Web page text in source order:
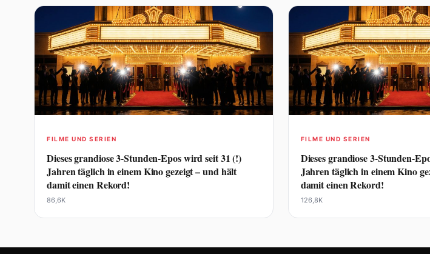
FILME UND SERIEN
Dieses grandiose 3-Stunden-Epos wird seit 31 (!)
Jahren täglich in einem Kino gezeigt – und hält
damit einen Rekord!
86,6K
FILME UND SERIEN
Dieses grandiose 3-Stunden-
Jahren täglich in einem Kino
damit einen Rekord!
126,8K